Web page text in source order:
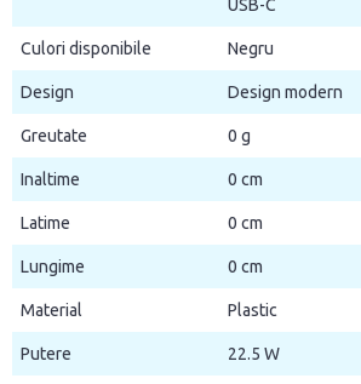
USB-C
Culori disponibile Negru
Design Design modern
Greutate 0 g
Inaltime 0 cm
Latime 0 cm
Lungime 0 cm
Material Plastic
Putere 22.5 W